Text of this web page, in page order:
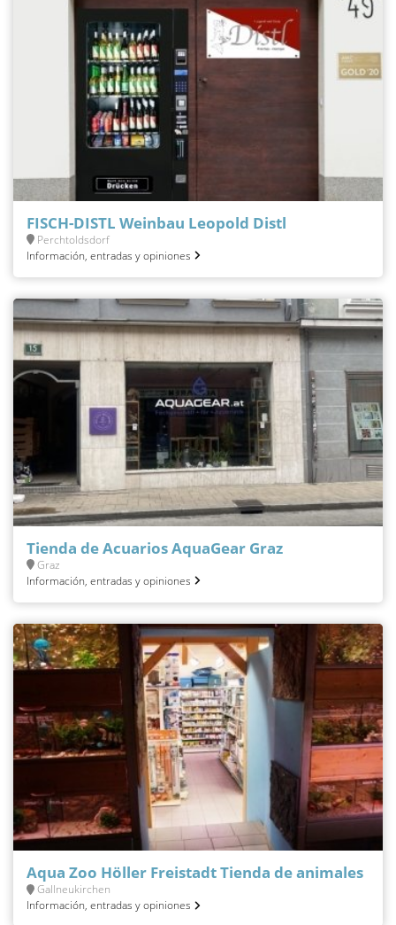
FISCH-DISTL Weinbau Leopold Distl
Perchtoldsdorf
Información, entradas y opiniones
Tienda de Acuarios AquaGear Graz
Graz
Información, entradas y opiniones
Aqua Zoo Höller Freistadt Tienda de animales
Gallneukirchen
Información, entradas y opiniones